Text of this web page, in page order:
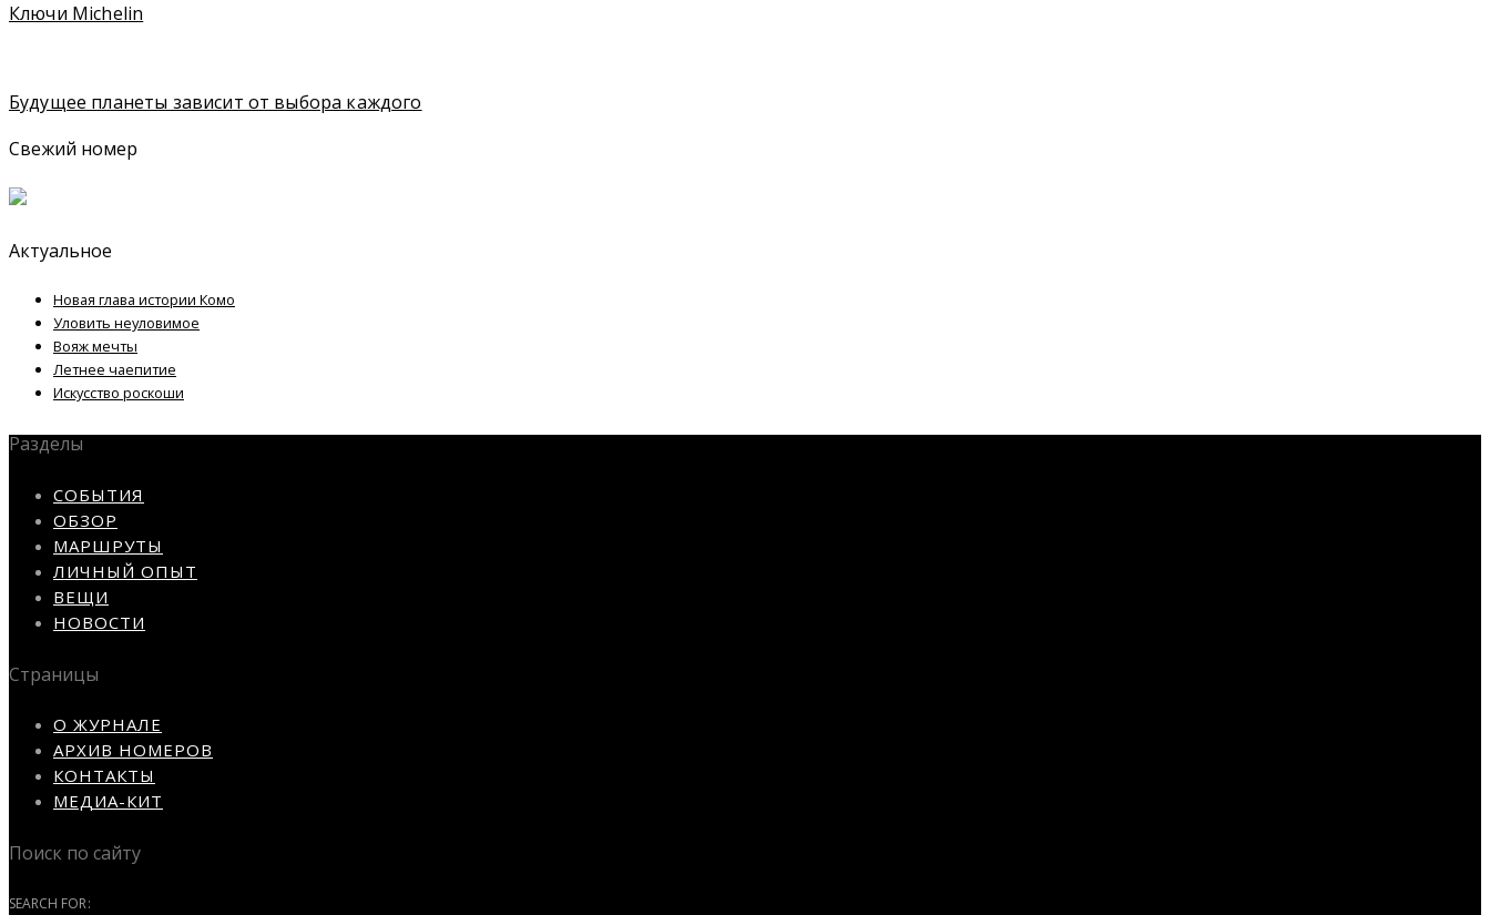
Ключи Michelin
Будущее планеты зависит от выбора каждого
Свежий номер
Актуальное
Новая глава истории Комо
Уловить неуловимое
Вояж мечты
Летнее чаепитие
Искусство роскоши
Разделы
СОБЫТИЯ
ОБЗОР
МАРШРУТЫ
ЛИЧНЫЙ ОПЫТ
ВЕЩИ
НОВОСТИ
Страницы
О ЖУРНАЛЕ
АРХИВ НОМЕРОВ
КОНТАКТЫ
МЕДИА-КИТ
Поиск по сайту
SEARCH FOR: